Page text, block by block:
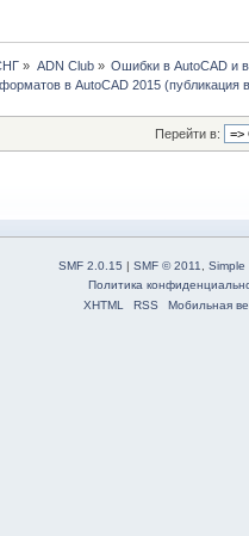
» ADN Club» Ошибки в AutoCAD и
в AutoCAD 2015 (публикация
Перейти в:
SMF 2.0.15 | SMF © 2011
Simple
Политика
XHTML
RSS Мобильная